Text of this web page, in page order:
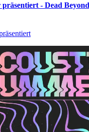
präsentiert - Dead